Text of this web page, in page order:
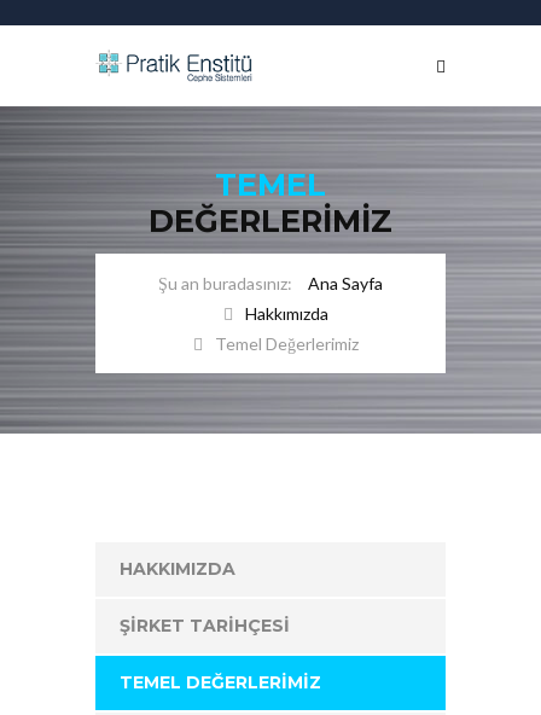
TEMEL
DEĞERLERIMIZ
Ana Sayfa
Hakkımızda
Temel Değerlerimiz
HAKKIMIZDA
ŞIRKET TARIHÇESI
TEMEL DEĞERLERIMIZ